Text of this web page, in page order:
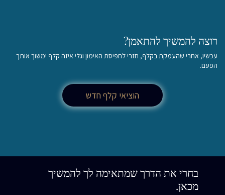
רוצה להמשיך להתאמן?
עכשיו, אחרי שהעמקת בקלף, חזרי לחפיסת האימון וגלי איזה קלף ימשוך אותך
הפעם.
הוציאי קלף חדש
בחרי את הדרך שמתאימה לך להמשיך
מכאן.